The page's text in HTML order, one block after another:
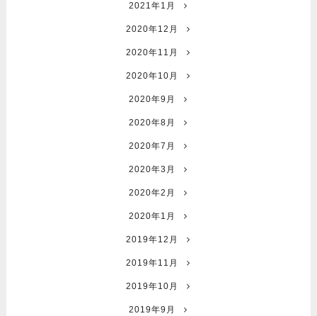
2021年1月
2020年12月
2020年11月
2020年10月
2020年9月
2020年8月
2020年7月
2020年3月
2020年2月
2020年1月
2019年12月
2019年11月
2019年10月
2019年9月